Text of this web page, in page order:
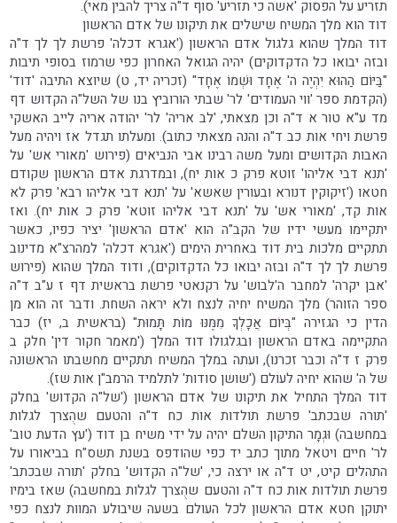
תזריע על הפסוק 'אשה כי תזריע' סוף ד"ה צריך להבין מאי).
דוד הוא מלך המשיח שישלים את תיקונו של אדם הראשון
דוד המלך שהוא גלגול אדם הראשון ('אגרא דכלה' פרשת לך לך ד"ה
ובזה יבואו כל הדקדוקים) יהיה הגואל האחרון כפי שרמוז בסופי תיבות
"בַּיּוֹם הַהוּא יִהְיֶה ה' אֶחָד וּשְׁמוֹ אֶחָד" (זכריה יד, ט) שיוצא התיבה 'דוד'
(הקדמת ספר 'ווי העמודים' לר' שבתי הורוביץ בנו של השל"ה הקדוש דף
מד ע"א טור א ד"ה וכן מצאתי, 'לב אריה' לר' יהודה אריה לייב האשקי
פרשת ויחי אות כב ד"ה והנה מצאתי כתוב). ומעלתו תגדל אז ויהיה מעל
האבות הקדושים ומעל משה רבינו אבי הנביאים (פירוש 'מאורי אש' על
'תנא דבי אליהו' זוטא פרק כ אות יח), ובמדרגת אדם הראשון שקודם
חטאו ('זיקוקין דנורא ובעורין שאשא' על 'תנא דבי אליהו רבא' פרק לא
אות קד, 'מאורי אש' על 'תנא דבי אליהו זוטא' פרק כ אות יח). ואז
יתקיימו מעשי ידיו של הקב"ה הוא 'אדם הראשון' יציר כפיו, כאשר
תתקיים מלכות בית דוד באחרית הימים ('אגרא דכלה' למהרצ"א מדינוב
פרשת לך לך ד"ה ובזה יבואו כל הדקדוקים), ודוד המלך שהוא (פירוש
'אבן יקרה' למחבר ה'לבוש' על רקנאטי פרשת בראשית דף ז ע"ב ד"ה
ספר הזוהר) מלך המשיח יחיה לנצח ולא יראה השחת. ודבר זה הוא מן
הדין כי הגזירה "בְּיוֹם אֲכָלְךָ מִמֶּנּוּ מוֹת תָּמוּת" (בראשית ב, יז) כבר
התקיימה באדם הראשון ובגלגולו דוד המלך ('מאמר חקור דין' חלק ב
פרק ז ד"ה וכבר זכרנו), ועתה במלך המשיח תתקיים מחשבתו הראשונה
של ה' שהוא יחיה לעולם ('שושן סודות' לתלמיד הרמב"ן אות שז).
דוד המלך התחיל את תיקונו של אדם הראשון ('של"ה הקדוש' בחלק
'תורה שבכתב' פרשת תולדות אות כח ד"ה והטעם שהֻצרך לגלות
במחשבה) וּגְמָר התיקון השלם יהיה על ידי משיח בן דוד ('עץ הדעת טוב'
לר' חיים ויטאל מתוך כתב יד כפי שהודפס בשנת תשס"ח בביאורו על
התהלים קיט, יט ד"ה או ירצה כי, 'של"ה הקדוש' בחלק 'תורה שבכתב'
פרשת תולדות אות כח ד"ה והטעם שהֻצרך לגלות במחשבה) שאז בימיו
יתוקן חטא אדם הראשון לכל העולם בשעה שיבולע המוות לנצח כפי